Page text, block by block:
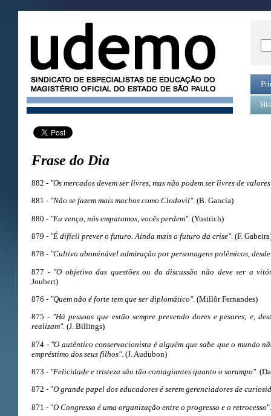
Frase do Dia
882 - "Os mercados devem ser livres, mas não podem ser livres de
881 - "Não se fazem mais machos como Clodovil". (B. Gancia)
880 - "Eu venço, nós empatamos, vocês perdem". (Yustrich)
879 - "É difícil prever o futuro. Ainda mais o futuro da crise". (F.
878 - "Cultivo abominável admiração por personagens polêmicos,
877 - "O objetivo das questões ou da discussão não deve ser a
Joubert)
876 - "Quem não é forte tem que ser diplomático". (Millôr Fernandes)
875 - "Há pessoas que estão sempre prevendo dores e pesares; e,
realizam". (J. Billings)
874 - "O autêntico conservacionista é alguém que sabe que o mundo
empréstimo dos seus filhos". (J. Audubon)
873 - "Felicidade e tristeza são tão contagiantes quanto o sarampo".
872 - "O grande papel dos educadores é serem gerenciadores de
871 - "O Congresso é uma organização entre o progresso e o retrocesso